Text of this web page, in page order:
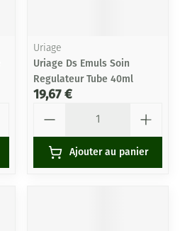
Uriage
Uriage Ds Emuls Soin
Regulateur Tube 40ml
19,67 €
Ajouter au panier